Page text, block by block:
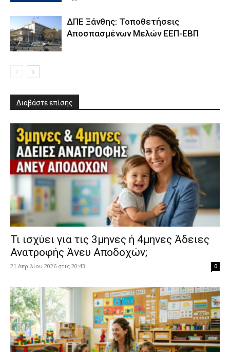
ΔΠΕ Ξάνθης: Τοποθετήσεις
Αποσπασμένων Μελών ΕΕΠ-ΕΒΠ
Διαβάστε επίσης
​Τι ισχύει για τις 3μηνες ή 4μηνες Άδειες
Ανατροφής Άνευ Αποδοχών;
21 Απριλίου 2026 στις 20:43 0